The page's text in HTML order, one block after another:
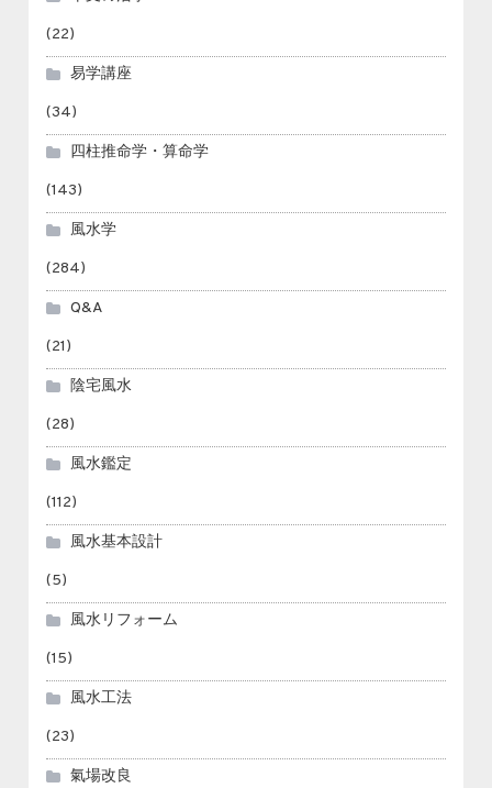
(22)
易学講座
(34)
四柱推命学・算命学
(143)
風水学
(284)
Q&A
(21)
陰宅風水
(28)
風水鑑定
(112)
風水基本設計
(5)
風水リフォーム
(15)
風水工法
(23)
氣場改良